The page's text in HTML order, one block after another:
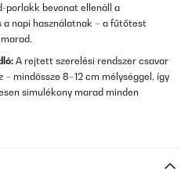
porlakk bevonat ellenáll a
napi használatnak – a fűtőtest
A rejtett szerelési rendszer csavar
mindössze 8–12 cm mélységgel, így
simulékony marad minden